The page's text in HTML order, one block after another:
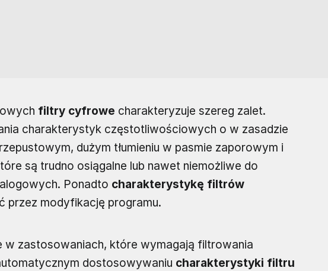
filtry cyfrowe charakteryzuje szereg zalet.
charakterystyk częstotliwościowych o w zasadzie
dużym tłumieniu w pasmie zaporowym i
są trudno osiągalne lub nawet niemożliwe do
Ponadto charakterystykę filtrów
przez modyfikację programu.
w zastosowaniach, które wymagają filtrowania
dostosowywaniu charakterystyki filtru